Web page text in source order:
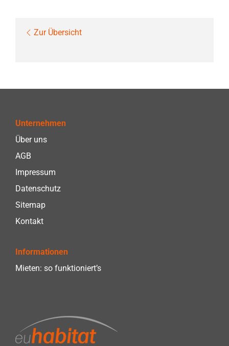
Zur Übersicht
Unternehmen
Über uns
AGB
Impressum
Datenschutz
Sitemap
Kontakt
Informationen
Mieten: so funktioniert’s